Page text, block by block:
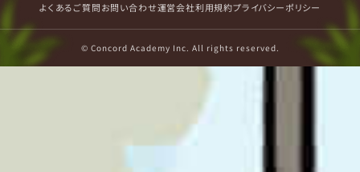
よくあるご質問お問い合わせ運営会社利用規約プライバシーポリシー
© Concord Academy Inc. All rights reserved.